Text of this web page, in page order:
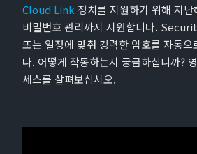
Cloud Link 장치를 지원하기 위해 지
비밀번호 관리까지 지원합니다.
또는 일정에 맞춰 강력한 암호를 자동으
다. 어떻게 작동하는지 궁금하십니까?
세스를 살펴보십시오.